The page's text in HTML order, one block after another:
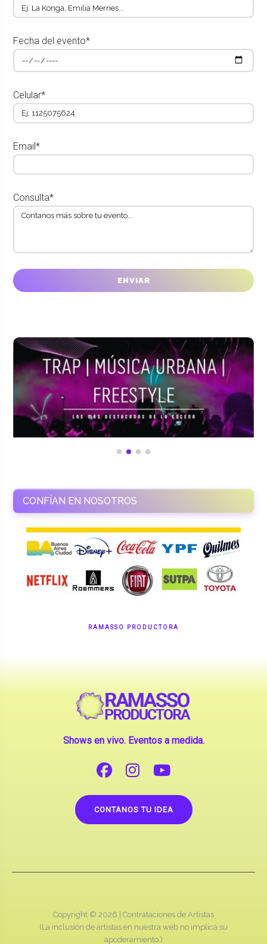
Fecha del evento*
Celular*
Email*
Consulta*
CONFÍAN EN NOSOTROS
RAMASSO PRODUCTORA
Shows en vivo. Eventos a medida.
CONTANOS TU IDEA
Copyright © 2026 | Contrataciones de Artistas
(La inclusión de artistas en nuestra web no implica su
apoderamiento.)